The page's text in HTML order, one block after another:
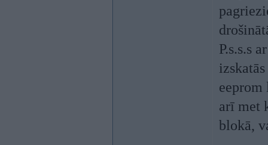
P.s.s.s
arī met
blokā,